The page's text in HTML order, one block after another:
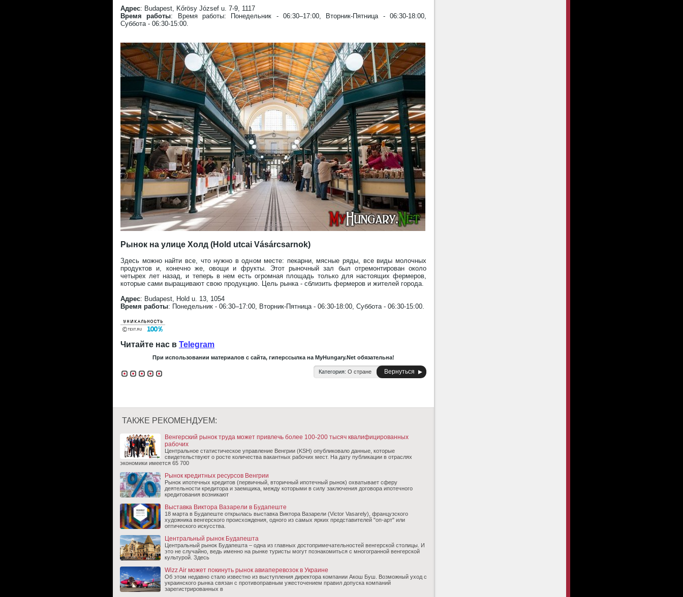
Адрес: Budapest, Kőrösy József u. 7-9, 1117
Время работы: Время работы: Понедельник - 06:30–17:00, Вторник-Пятница - 06:30-18:00,
Суббота - 06:30-15:00.
Рынок на улице Холд (Hold utcai Vásárcsarnok)
Здесь можно найти все, что нужно в одном месте: пекарни, мясные ряды, все виды молочных
продуктов и, конечно же, овощи и фрукты. Этот рыночный зал был отремонтирован около
четырех лет назад, и теперь в нем есть огромная площадь только для настоящих фермеров,
которые сами выращивают свою продукцию. Цель рынка - сблизить фермеров и жителей города.
Адрес: Budapest, Hold u. 13, 1054
Время работы: Понедельник - 06:30–17:00, Вторник-Пятница - 06:30-18:00, Суббота - 06:30-15:00.
Читайте нас в Telegram
При использовании материалов с сайта, гиперссылка на MyHungary.Net обязательна!
Категория: О стране Вернуться
ТАКЖЕ РЕКОМЕНДУЕМ:
Венгерский рынок труда может привлечь более 100-200 тысяч квалифицированных
рабочих
Центральное статистическое управление Венгрии (KSH) опубликовало данные, которые
свидетельствуют о росте количества вакантных рабочих мест. На дату публикации в отраслях
экономики имеется 65 700
Рынок кредитных ресурсов Венгрии
Рынок ипотечных кредитов (первичный, вторичный ипотечный рынок) охватывает сферу
деятельности кредитора и заемщика, между которыми в силу заключения договора ипотечного
кредитования возникают
Выставка Виктора Вазарели в Будапеште
18 марта в Будапеште открылась выставка Виктора Вазарели (Victor Vasarely), французского
художника венгерского происхождения, одного из самых ярких представителей "оп-арт" или
оптического искусства.
Центральный рынок Будапешта
Центральный рынок Будапешта – одна из главных достопримечательностей венгерской столицы. И
это не случайно, ведь именно на рынке туристы могут познакомиться с многогранной венгерской
культурой. Здесь
Wizz Air может покинуть рынок авиаперевозок в Украине
Об этом недавно стало известно из выступления директора компании Акош Буш. Возможный уход с
украинского рынка связан с противоправным ужесточением правил допуска компаний
зарегистрированных в